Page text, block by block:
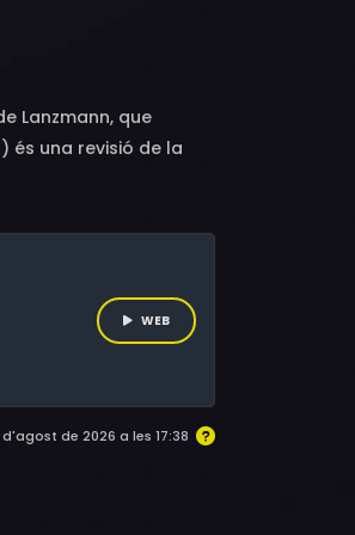
Zaïdl, Jan Piwonski,
Franz Suchomel,
Aaron, Walter
Lanzmann, que
és una revisió de la
van viure l'horror i
l'oblit.
WEB
de 2026 a les 17:38